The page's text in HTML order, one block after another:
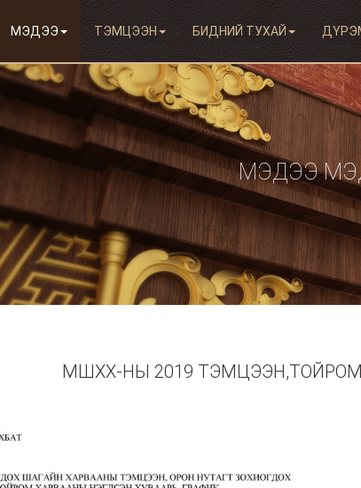
МЭДЭЭ ТЭМЦЭЭН БИДНИЙ ТУХАЙ
МЭДЭЭ
МШХХ-НЫ 2019